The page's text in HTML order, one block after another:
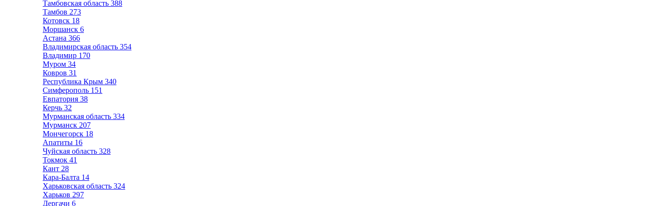
Тамбовская область 388
Тамбов 273
Котовск 18
Моршанск 6
Астана 366
Владимирская область 354
Владимир 170
Муром 34
Ковров 31
Республика Крым 340
Симферополь 151
Евпатория 38
Керчь 32
Мурманская область 334
Мурманск 207
Мончегорск 18
Апатиты 16
Чуйская область 328
Токмок 41
Кант 28
Кара-Балта 14
Харьковская область 324
Харьков 297
Дергачи 6